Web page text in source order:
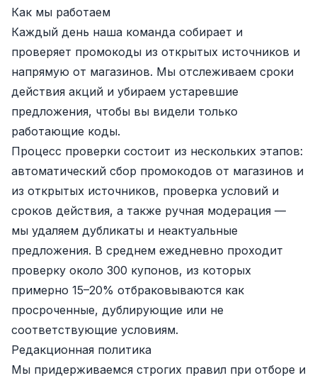
Как мы работаем
Каждый день наша команда собирает и
проверяет промокоды из открытых источников и
напрямую от магазинов. Мы отслеживаем сроки
действия акций и убираем устаревшие
предложения, чтобы вы видели только
работающие коды.
Процесс проверки состоит из нескольких этапов:
автоматический сбор промокодов от магазинов и
из открытых источников, проверка условий и
сроков действия, а также ручная модерация —
мы удаляем дубликаты и неактуальные
предложения. В среднем ежедневно проходит
проверку около 300 купонов, из которых
примерно 15–20% отбраковываются как
просроченные, дублирующие или не
соответствующие условиям.
Редакционная политика
Мы придерживаемся строгих правил при отборе и